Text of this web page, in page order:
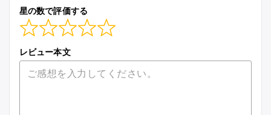
星の数で評価する
レビュー本文